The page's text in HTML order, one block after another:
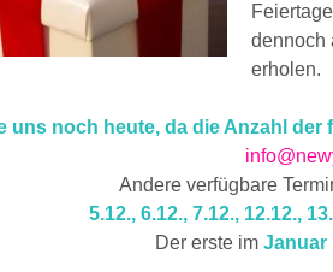
dennoch
erholen.
uns noch heute, da die Anzahl
Andere verfügbare
5.12., 6.12., 7.12., 12.12.,
Der erste im Januar